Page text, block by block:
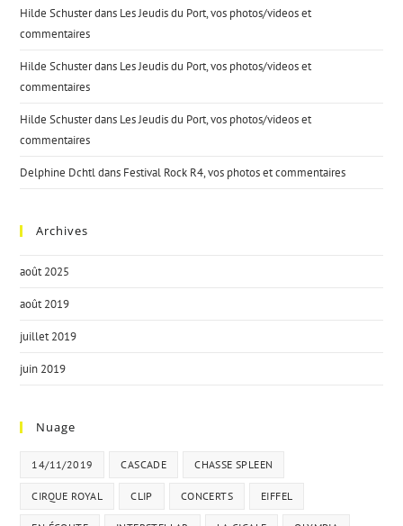
Hilde Schusterdans Les Jeudis du Port, vos photos/videos et
commentaires
Hilde Schusterdans Les Jeudis du Port, vos photos/videos et
commentaires
Hilde Schusterdans Les Jeudis du Port, vos photos/videos et
commentaires
Delphine Dchtldans Festival Rock R4, vos photos et commentaires
Archives
août 2025
août 2019
juillet 2019
juin 2019
Nuage
14/11/2019 CASCADE CHASSE SPLEEN
CIRQUE ROYAL CLIP CONCERTS EIFFEL